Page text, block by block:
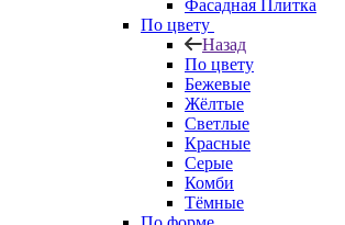
Фасадная Плитка
По цвету
Назад
По цвету
Бежевые
Жёлтые
Светлые
Красные
Серые
Комби
Тёмные